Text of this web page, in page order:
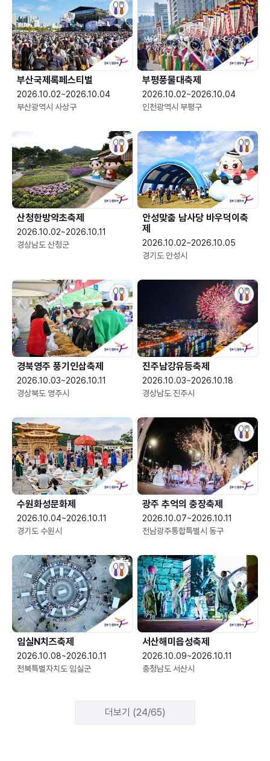
부산국제록페스티벌
2026.10.02~2026.10.04
부산광역시 사상구
부평풍물대축제
2026.10.02~2026.10.04
인천광역시 부평구
산청한방약초축제
2026.10.02~2026.10.11
경상남도 산청군
안성맞춤 남사당 바우덕이축
제
2026.10.02~2026.10.05
경기도 안성시
경북영주 풍기인삼축제
2026.10.03~2026.10.11
경상북도 영주시
진주남강유등축제
2026.10.03~2026.10.18
경상남도 진주시
수원화성문화제
2026.10.04~2026.10.11
경기도 수원시
광주 추억의 충장축제
2026.10.07~2026.10.11
전남광주통합특별시 동구
임실N치즈축제
2026.10.08~2026.10.11
전북특별자치도 임실군
서산해미읍성축제
2026.10.09~2026.10.11
충청남도 서산시
더보기 (24/65)